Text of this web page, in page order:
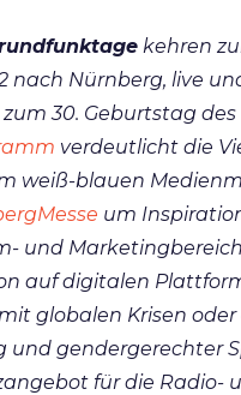
kehren
nach Nürnberg, live
30. Geburtstag
verdeutlicht die
weiß-blauen
um
und
auf digitalen
globalen Krisen
und gendergerechter
für die Radio-